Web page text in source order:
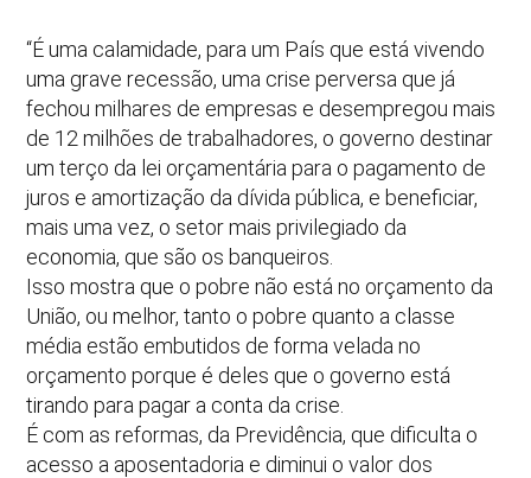
“É uma calamidade, para um País que está vivendo
uma grave recessão, uma crise perversa que já
fechou milhares de empresas e desempregou mais
de 12 milhões de trabalhadores, o governo destinar
um terço da lei orçamentária para o pagamento de
juros e amortização da dívida pública, e beneficiar,
mais uma vez, o setor mais privilegiado da
economia, que são os banqueiros.
Isso mostra que o pobre não está no orçamento da
União, ou melhor, tanto o pobre quanto a classe
média estão embutidos de forma velada no
orçamento porque é deles que o governo está
tirando para pagar a conta da crise.
É com as reformas, da Previdência, que dificulta o
acesso a aposentadoria e diminui o valor dos